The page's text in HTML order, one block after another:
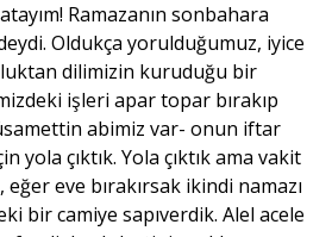
Ramazanın sonbahara
Oldukça yorulduğumuz, iyice
dilimizin kuruduğu bir
işleri apar topar bırakıp
abimiz var- onun iftar
yola çıktık. Yola çıktık ama vakit
eğer eve bırakırsak ikindi namazı
bir camiye sapıverdik. Alel acele